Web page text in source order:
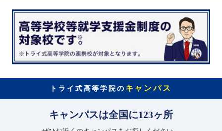
トライ式高等学院の キャンパス
キャンパスは全国に123ヶ所